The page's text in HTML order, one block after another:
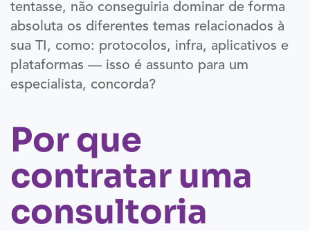
tentasse, não conseguiria dominar de forma
absoluta os diferentes temas relacionados à
sua TI, como: protocolos, infra, aplicativos e
plataformas — isso é assunto para um
especialista, concorda?
Por que
contratar uma
consultoria